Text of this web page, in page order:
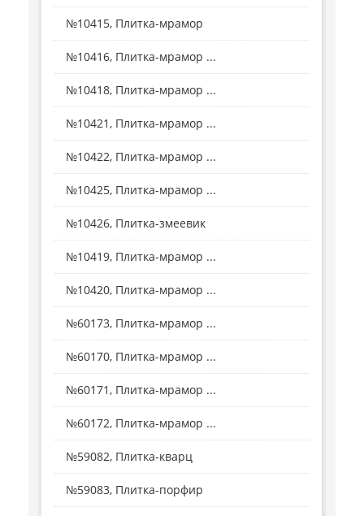
№10415, Плитка-мрамор
№10416, Плитка-мрамор ...
№10418, Плитка-мрамор ...
№10421, Плитка-мрамор ...
№10422, Плитка-мрамор ...
№10425, Плитка-мрамор ...
№10426, Плитка-змеевик
№10419, Плитка-мрамор ...
№10420, Плитка-мрамор ...
№60173, Плитка-мрамор ...
№60170, Плитка-мрамор ...
№60171, Плитка-мрамор ...
№60172, Плитка-мрамор ...
№59082, Плитка-кварц
№59083, Плитка-порфир